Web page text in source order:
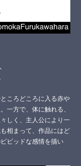
ころどころに入る赤や
一方で、体に触れる、
しく、主人公により一
相まって、作品にはど
ビッドな感情を描い